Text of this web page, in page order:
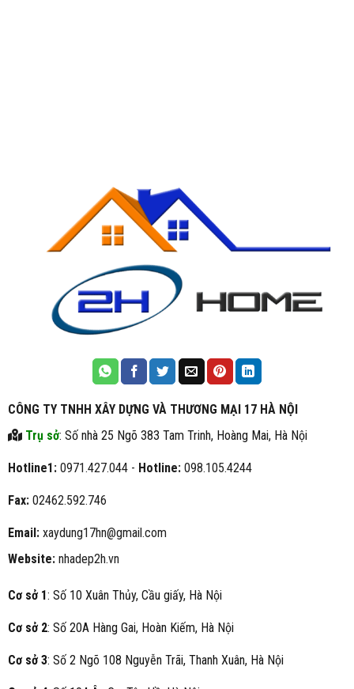
CÔNG TY TNHH XÂY DỰNG VÀ THƯƠNG MẠI 17 HÀ NỘI
Trụ sở: Số nhà 25 Ngõ 383 Tam Trinh, Hoàng Mai, Hà Nội
Hotline1:0971.427.044 - Hotline:098.105.4244
Fax:02462.592.746
Email:xaydung17hn@gmail.com
Website:nhadep2h.vn
Cơ sở 1: Số 10 Xuân Thủy, Cầu giấy, Hà Nội
Cơ sở 2: Số 20A Hàng Gai, Hoàn Kiếm, Hà Nội
Cơ sở 3: Số 2 Ngõ 108 Nguyễn Trãi, Thanh Xuân, Hà Nội